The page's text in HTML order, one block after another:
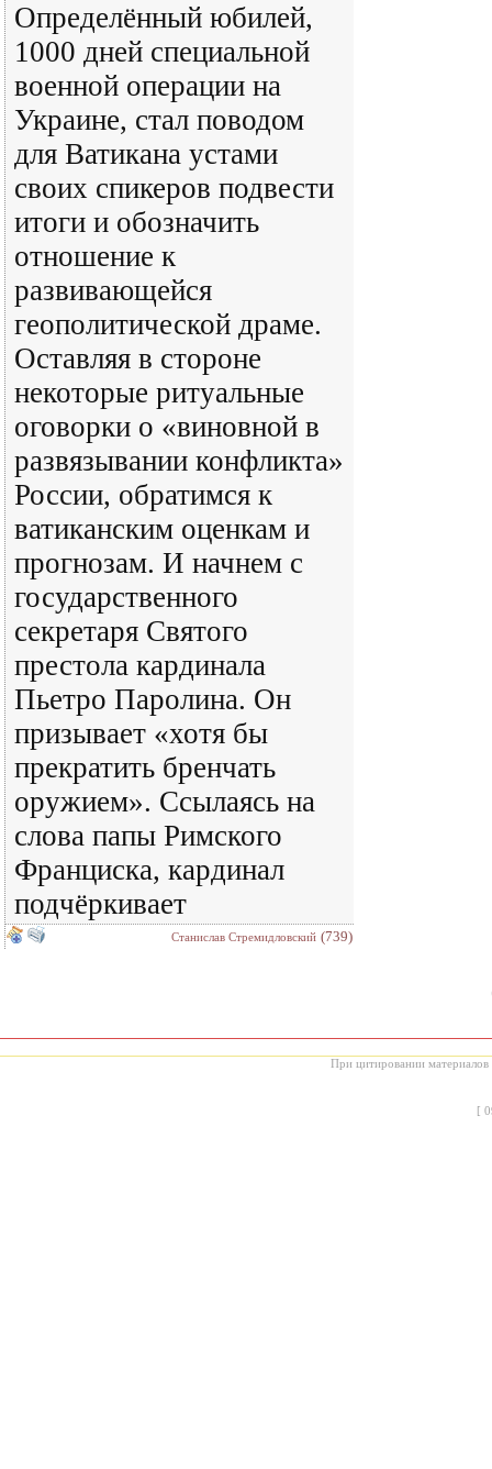
Определённый юбилей,
1000 дней специальной
военной операции на
Украине, стал поводом
для Ватикана устами
своих спикеров подвести
итоги и обозначить
отношение к
развивающейся
геополитической драме.
Оставляя в стороне
некоторые ритуальные
оговорки о «виновной в
развязывании конфликта»
России, обратимся к
ватиканским оценкам и
прогнозам. И начнем с
государственного
секретаря Святого
престола кардинала
Пьетро Паролина. Он
призывает «хотя бы
прекратить бренчать
оружием». Ссылаясь на
слова папы Римского
Франциска, кардинал
подчёркивает
Станислав Стремидловский (739)
При цитировании материалов
[